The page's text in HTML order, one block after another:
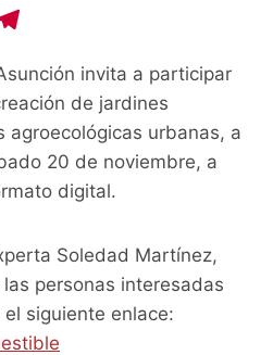
e
gr
a
m
invita a participar
de jardines
agroecológicas urbanas, a
20 de noviembre, a
digital.
Soledad Martínez,
personas interesadas
siguiente enlace: